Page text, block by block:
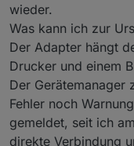
wieder.
Was kann ich zur
Der Adapter hängt
Drucker und einem
Der
Fehler noch
gemeldet, seit ich
direkte Verbindung